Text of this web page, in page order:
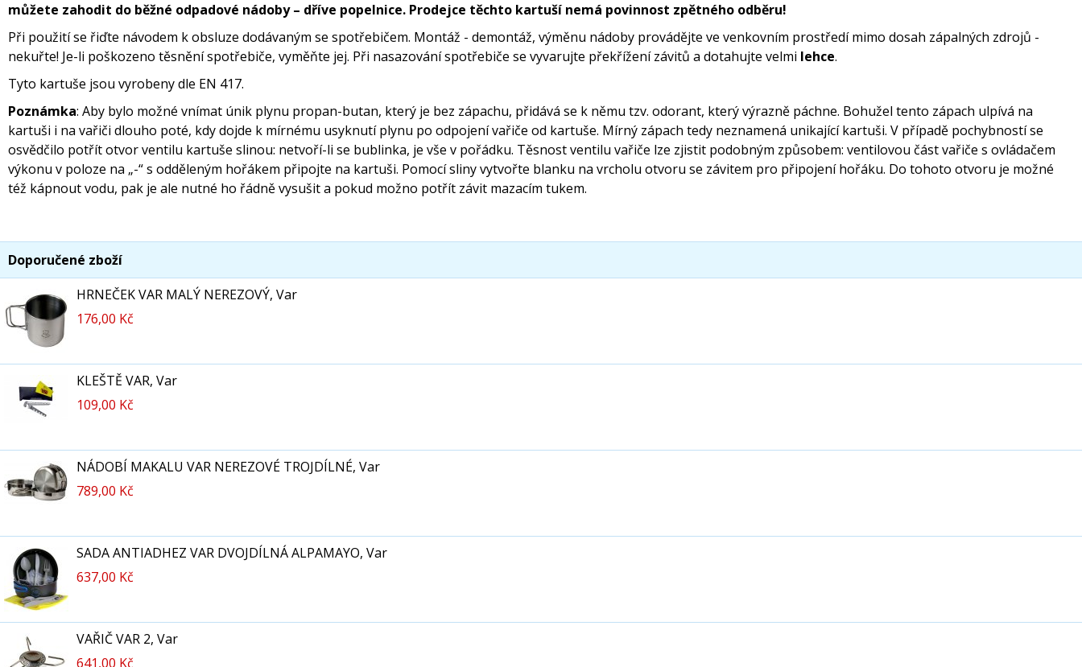
můžete zahodit do běžné odpadové nádoby – dříve popelnice. Prodejce těchto kartuší nemá povinnost zpětného odběru!
Při použití se řiďte návodem k obsluze dodávaným se spotřebičem. Montáž - demontáž, výměnu nádoby provádějte ve venkovním prostředí mimo dosah zápalných zdrojů -
nekuřte! Je-li poškozeno těsnění spotřebiče, vyměňte jej. Při nasazování spotřebiče se vyvarujte překřížení závitů a dotahujte velmi lehce.
Tyto kartuše jsou vyrobeny dle EN 417.
Poznámka: Aby bylo možné vnímat únik plynu propan-butan, který je bez zápachu, přidává se k němu tzv. odorant, který výrazně páchne. Bohužel tento zápach ulpívá na
kartuši i na vařiči dlouho poté, kdy dojde k mírnému usyknutí plynu po odpojení vařiče od kartuše. Mírný zápach tedy neznamená unikající kartuši. V případě pochybností se
osvědčilo potřít otvor ventilu kartuše slinou: netvoří-li se bublinka, je vše v pořádku. Těsnost ventilu vařiče lze zjistit podobným způsobem: ventilovou část vařiče s ovládačem
výkonu v poloze na „-“ s odděleným hořákem připojte na kartuši. Pomocí sliny vytvořte blanku na vrcholu otvoru se závitem pro připojení hořáku. Do tohoto otvoru je možné
též kápnout vodu, pak je ale nutné ho řádně vysušit a pokud možno potřít závit mazacím tukem.
Doporučené zboží
HRNEČEK VAR MALÝ NEREZOVÝ, Var
176,00 Kč
KLEŠTĚ VAR, Var
109,00 Kč
NÁDOBÍ MAKALU VAR NEREZOVÉ TROJDÍLNÉ, Var
789,00 Kč
SADA ANTIADHEZ VAR DVOJDÍLNÁ ALPAMAYO, Var
637,00 Kč
VAŘIČ VAR 2, Var
641,00 Kč